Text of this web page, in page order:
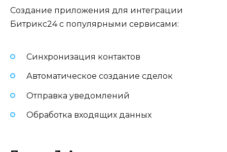
Создание приложения для интеграции
Битрикс24 с популярными сервисами:
Синхронизация контактов
Автоматическое создание сделок
Отправка уведомлений
Обработка входящих данных